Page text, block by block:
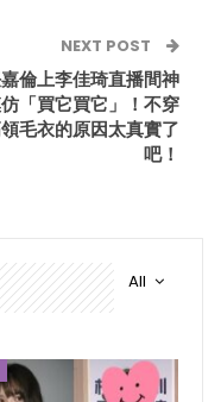
NEXT POST
倫上李佳琦直播間神
「買它買它」！不穿
毛衣的原因太真實了
吧！
All